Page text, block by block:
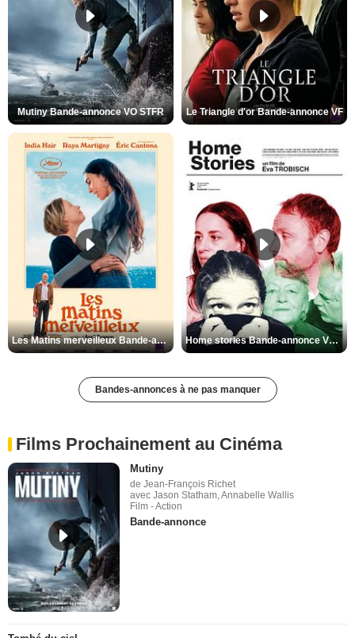
Mutiny Bande-annonce VO STFR Le Triangle d'or Bande-annonce VF
Les Matins merveilleux Bande-annonce VF Home stories Bande-annonce VO STFR
Bandes-annonces à ne pas manquer
Films Prochainement au Cinéma
Mutiny
de Jean-François Richet
avec Jason Statham, Annabelle Wallis
Film - Action
Bande-annonce